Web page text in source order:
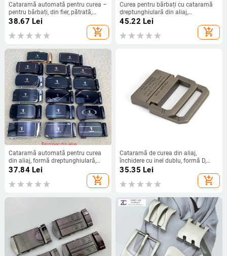
Cataramă automată pentru curea –
pentru bărbați, din fier, pătrată,
model geometric, închidere
38.67 Lei
add_shopping_cart
Curea pentru bărbați cu cataramă
dreptunghiulară din aliaj,
monogramă cu literă, cataramă
45.22 Lei
add_shopping_cart
Cataramă automată pentru curea
din aliaj, formă dreptunghiulară,
model cu litere, destinat bărbaților
37.84Lei
add_shopping_cart
Cataramă de curea din aliaj,
închidere cu inel dublu, formă D,
cataramă plată
35.35 Lei
add_shopping_cart